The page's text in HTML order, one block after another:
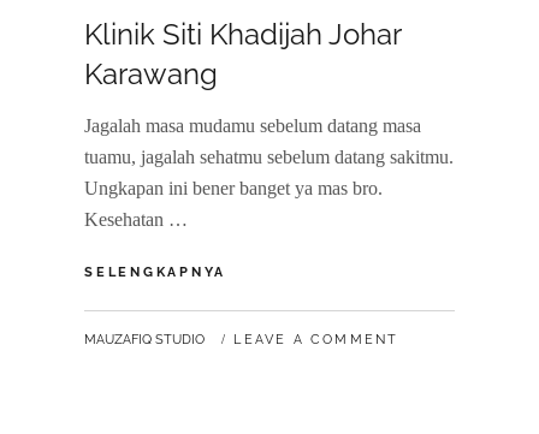
Klinik Siti Khadijah Johar
Karawang
Jagalah masa mudamu sebelum datang masa
tuamu, jagalah sehatmu sebelum datang sakitmu.
Ungkapan ini bener banget ya mas bro.
Kesehatan …
SELENGKAPNYA
JOHAR
BY
MAUZAFIQ STUDIO LEAVE A COMMENT